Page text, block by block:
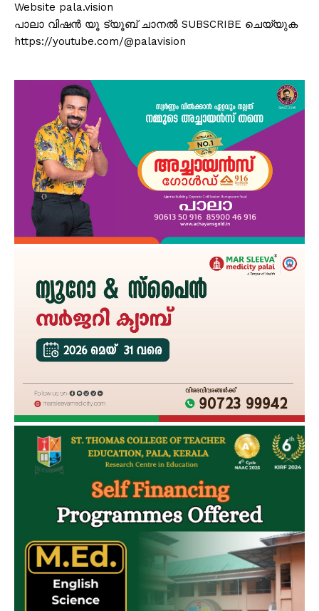
Website pala.vision
പാലാ വിഷൻ യൂ ട്യൂബ് ചാനൽ SUBSCRIBE ചെയ്യുക
https://youtube.com/@palavision